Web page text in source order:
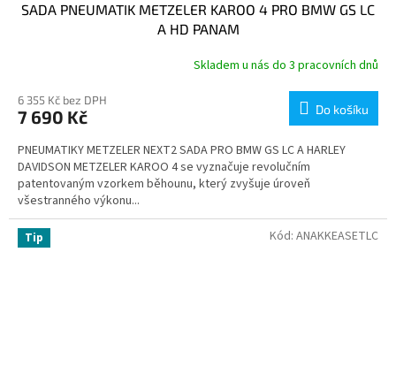
SADA PNEUMATIK METZELER KAROO 4 PRO BMW GS LC
A HD PANAM
Skladem u nás do 3 pracovních dnů
6 355 Kč bez DPH
7 690 Kč Do košíku
PNEUMATIKY METZELER NEXT2 SADA PRO BMW GS LC A HARLEY
DAVIDSON METZELER KAROO 4 se vyznačuje revolučním
patentovaným vzorkem běhounu, který zvyšuje úroveň
všestranného výkonu...
Tip Kód: ANAKKEASETLC